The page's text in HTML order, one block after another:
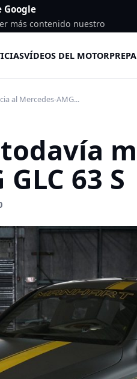
Google
más contenido nuestro
VÍDEOS DEL MOTOR
al Mercedes-AMG...
63 S